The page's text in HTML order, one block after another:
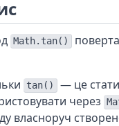
Math.tan()
tan() — це
через
власноруч